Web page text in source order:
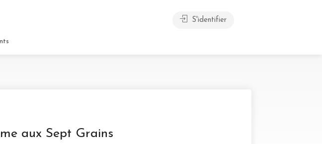
S'identifier
aux Sept Grains